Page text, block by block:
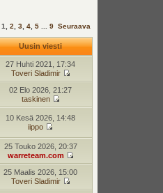
1 ,2 ,3 ,4 ,5 ...9 Seuraava
Uusin viesti
27 Huhti 2021, 17:34
Toveri Sladimir
02 Elo 2026, 21:27
taskinen
10 Kesä 2026, 14:48
iippo
25 Touko 2026, 20:37
warreteam.com
25 Maalis 2026, 15:00
Toveri Sladimir